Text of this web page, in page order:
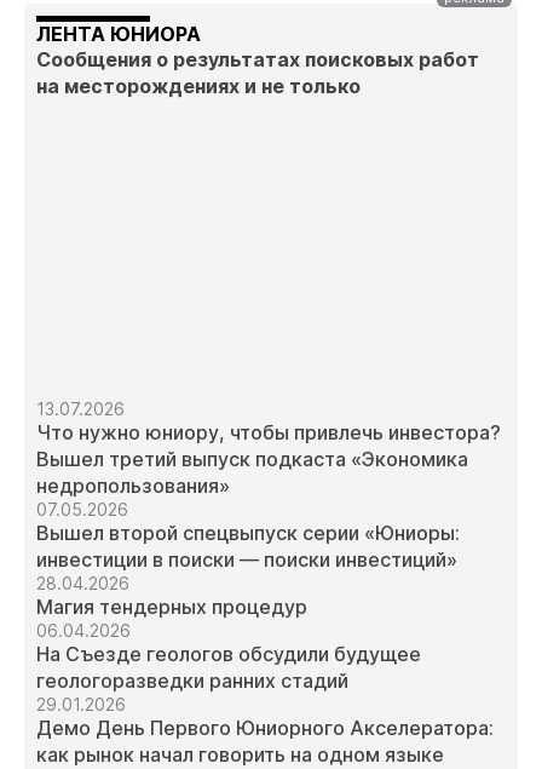
ЛЕНТА ЮНИОРА
Сообщения о результатах поисковых работ
на месторождениях и не только
13.07.2026
Что нужно юниору, чтобы привлечь инвестора?
Вышел третий выпуск подкаста «Экономика
недропользования»
07.05.2026
Вышел второй спецвыпуск серии «Юниоры:
инвестиции в поиски — поиски инвестиций»
28.04.2026
Магия тендерных процедур
06.04.2026
На Съезде геологов обсудили будущее
геологоразведки ранних стадий
29.01.2026
Демо День Первого Юниорного Акселератора:
как рынок начал говорить на одном языке